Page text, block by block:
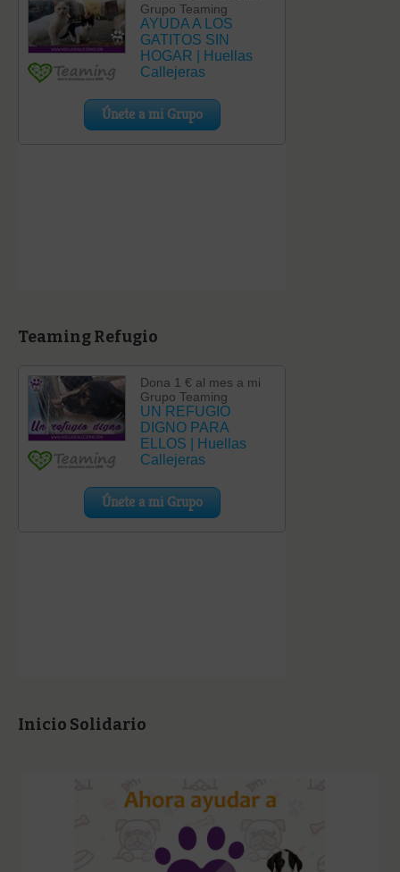
Teaming Refugio
Inicio Solidario